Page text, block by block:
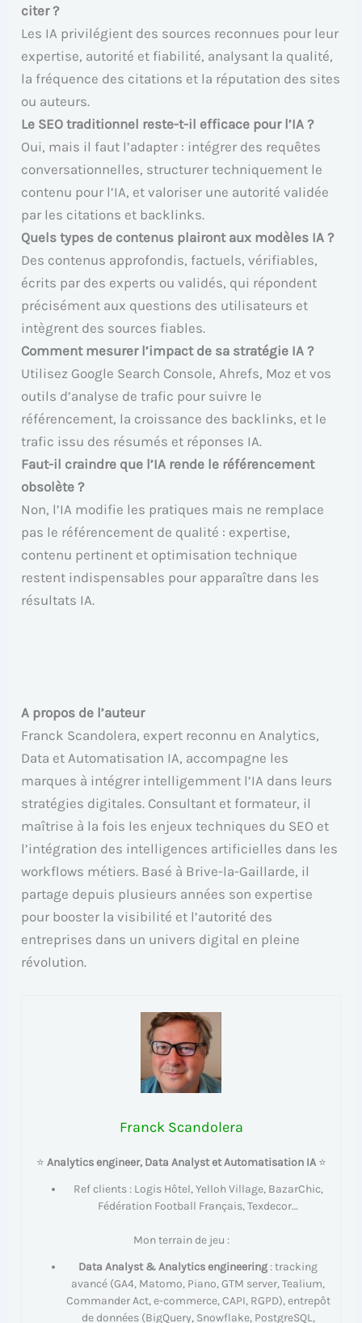
citer ?
Les IA privilégient des sources reconnues pour leur
expertise, autorité et fiabilité, analysant la qualité,
la fréquence des citations et la réputation des sites
ou auteurs.
Le SEO traditionnel reste-t-il efficace pour l’IA ?
Oui, mais il faut l’adapter : intégrer des requêtes
conversationnelles, structurer techniquement le
contenu pour l’IA, et valoriser une autorité validée
par les citations et backlinks.
Quels types de contenus plairont aux modèles IA ?
Des contenus approfondis, factuels, vérifiables,
écrits par des experts ou validés, qui répondent
précisément aux questions des utilisateurs et
intègrent des sources fiables.
Comment mesurer l’impact de sa stratégie IA ?
Utilisez Google Search Console, Ahrefs, Moz et vos
outils d’analyse de trafic pour suivre le
référencement, la croissance des backlinks, et le
trafic issu des résumés et réponses IA.
Faut-il craindre que l’IA rende le référencement
obsolète ?
Non, l’IA modifie les pratiques mais ne remplace
pas le référencement de qualité : expertise,
contenu pertinent et optimisation technique
restent indispensables pour apparaître dans les
résultats IA.
A propos de l’auteur
Franck Scandolera, expert reconnu en Analytics,
Data et Automatisation IA, accompagne les
marques à intégrer intelligemment l’IA dans leurs
stratégies digitales. Consultant et formateur, il
maîtrise à la fois les enjeux techniques du SEO et
l’intégration des intelligences artificielles dans les
workflows métiers. Basé à Brive-la-Gaillarde, il
partage depuis plusieurs années son expertise
pour booster la visibilité et l’autorité des
entreprises dans un univers digital en pleine
révolution.
Franck Scandolera
⭐ Analytics engineer, Data Analyst et Automatisation IA⭐
Ref clients : Logis Hôtel, Yelloh Village, BazarChic,
Fédération Football Français, Texdecor…
Mon terrain de jeu :
Data Analyst & Analytics engineering : tracking
avancé (GA4, Matomo, Piano, GTM server, Tealium,
Commander Act, e-commerce, CAPI, RGPD), entrepôt
de données (BigQuery, Snowflake, PostgreSQL,